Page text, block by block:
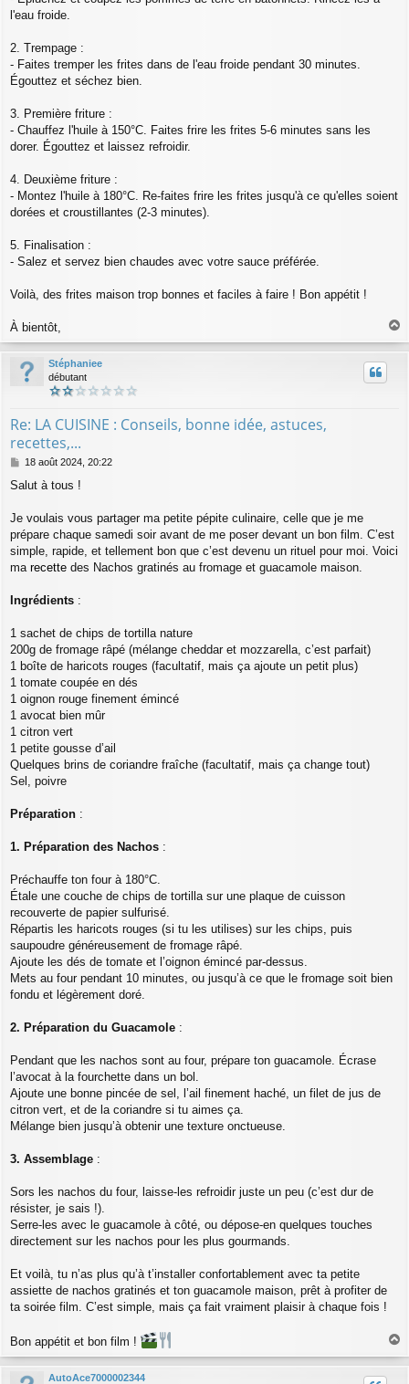
l'eau froide.
2. Trempage :
- Faites tremper les frites dans de l'eau froide pendant 30 minutes.
Égouttez et séchez bien.
3. Première friture :
- Chauffez l'huile à 150°C. Faites frire les frites 5-6 minutes sans les
dorer. Égouttez et laissez refroidir.
4. Deuxième friture :
- Montez l'huile à 180°C. Re-faites frire les frites jusqu'à ce qu'elles soient
dorées et croustillantes (2-3 minutes).
5. Finalisation :
- Salez et servez bien chaudes avec votre sauce préférée.
Voilà, des frites maison trop bonnes et faciles à faire ! Bon appétit !
À bientôt,
u
Stéphaniee
débutant
Re: LA CUISINE : Conseils, bonne idée, astuces,
recettes,...
M
s
a
g
18 août 2024, 20:22
Salut à tous !
Je voulais vous partager ma petite pépite culinaire, celle que je me
prépare chaque samedi soir avant de me poser devant un bon film. C’est
simple, rapide, et tellement bon que c’est devenu un rituel pour moi. Voici
ma recette des Nachos gratinés au fromage et guacamole maison.
Ingrédients :
1 sachet de chips de tortilla nature
200g de fromage râpé (mélange cheddar et mozzarella, c’est parfait)
1 boîte de haricots rouges (facultatif, mais ça ajoute un petit plus)
1 tomate coupée en dés
1 oignon rouge finement émincé
1 avocat bien mûr
1 citron vert
1 petite gousse d’ail
Quelques brins de coriandre fraîche (facultatif, mais ça change tout)
Sel, poivre
Préparation :
1. Préparation des Nachos :
Préchauffe ton four à 180°C.
Étale une couche de chips de tortilla sur une plaque de cuisson
recouverte de papier sulfurisé.
Répartis les haricots rouges (si tu les utilises) sur les chips, puis
saupoudre généreusement de fromage râpé.
Ajoute les dés de tomate et l’oignon émincé par-dessus.
Mets au four pendant 10 minutes, ou jusqu’à ce que le fromage soit bien
fondu et légèrement doré.
2. Préparation du Guacamole :
Pendant que les nachos sont au four, prépare ton guacamole. Écrase
l’avocat à la fourchette dans un bol.
Ajoute une bonne pincée de sel, l’ail finement haché, un filet de jus de
citron vert, et de la coriandre si tu aimes ça.
Mélange bien jusqu’à obtenir une texture onctueuse.
3. Assemblage :
Sors les nachos du four, laisse-les refroidir juste un peu (c’est dur de
résister, je sais !).
Serre-les avec le guacamole à côté, ou dépose-en quelques touches
directement sur les nachos pour les plus gourmands.
Et voilà, tu n’as plus qu’à t’installer confortablement avec ta petite
assiette de nachos gratinés et ton guacamole maison, prêt à profiter de
ta soirée film. C’est simple, mais ça fait vraiment plaisir à chaque fois !
Bon appétit et bon film !
u
AutoAce7000002344